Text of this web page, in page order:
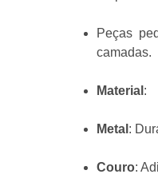
Peças
camadas.
Material :
Metal :
Couro: